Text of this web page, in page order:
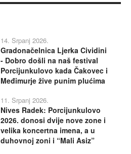
14. Srpanj 2026.
Gradonačelnica Ljerka Cividini
- Dobro došli na naš festival
Porcijunkulovo kada Čakovec i
Međimurje žive punim plućima
11. Srpanj 2026.
Nives Radek: Porcijunkulovo
2026. donosi dvije nove zone i
velika koncertna imena, a u
duhovnoj zoni i “Mali Asiz”